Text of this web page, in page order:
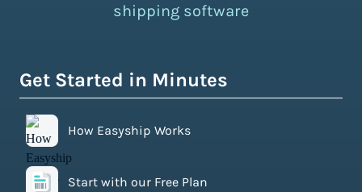
shipping software
Get Started in Minutes
How Easyship Works
Start with our Free Plan